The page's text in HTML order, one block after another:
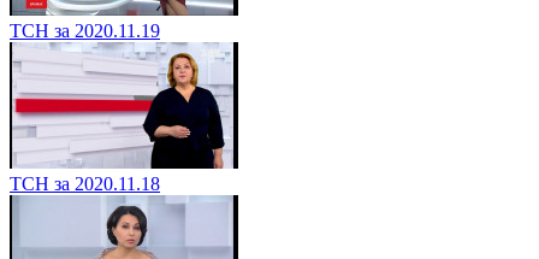
ТСН за 2020.11.19
ТСН за 2020.11.18